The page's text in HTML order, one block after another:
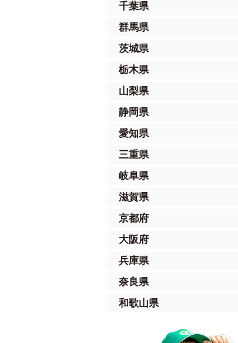
千葉県
群馬県
茨城県
栃木県
山梨県
静岡県
愛知県
三重県
岐阜県
滋賀県
京都府
大阪府
兵庫県
奈良県
和歌山県